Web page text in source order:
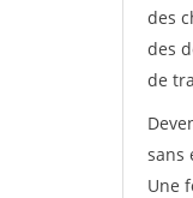
des
des
de
sans
Une